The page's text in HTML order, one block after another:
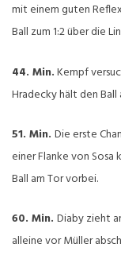
mit einem guten
Ball zum 1:2 über die
44. Min.Kempf
Hradecky hält den
51. Min. Die erste
einer Flanke von
Ball am Tor vorbei.
60. Min. Diaby zieht
alleine vor Müller